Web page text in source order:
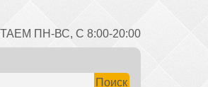
ПН-ВС, С 8:00-20:00